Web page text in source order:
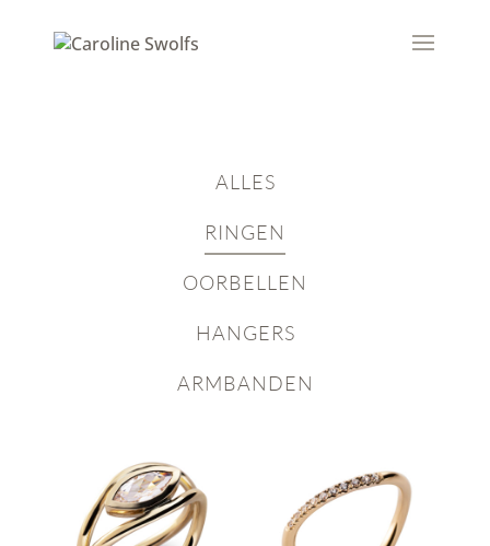
ALLES
RINGEN
OORBELLEN
HANGERS
ARMBANDEN